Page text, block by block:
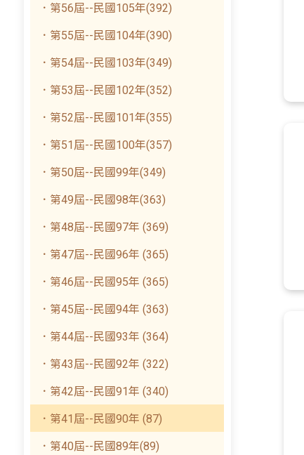
．第56屆--民國105年(392)
．第55屆--民國104年(390)
．第54屆--民國103年(349)
．第53屆--民國102年(352)
．第52屆--民國101年(355)
．第51屆--民國100年(357)
．第50屆--民國99年(349)
．第49屆--民國98年(363)
．第48屆--民國97年 (369)
．第47屆--民國96年 (365)
．第46屆--民國95年 (365)
．第45屆--民國94年 (363)
．第44屆--民國93年 (364)
．第43屆--民國92年 (322)
．第42屆--民國91年 (340)
．第41屆--民國90年 (87)
．第40屆--民國89年(89)